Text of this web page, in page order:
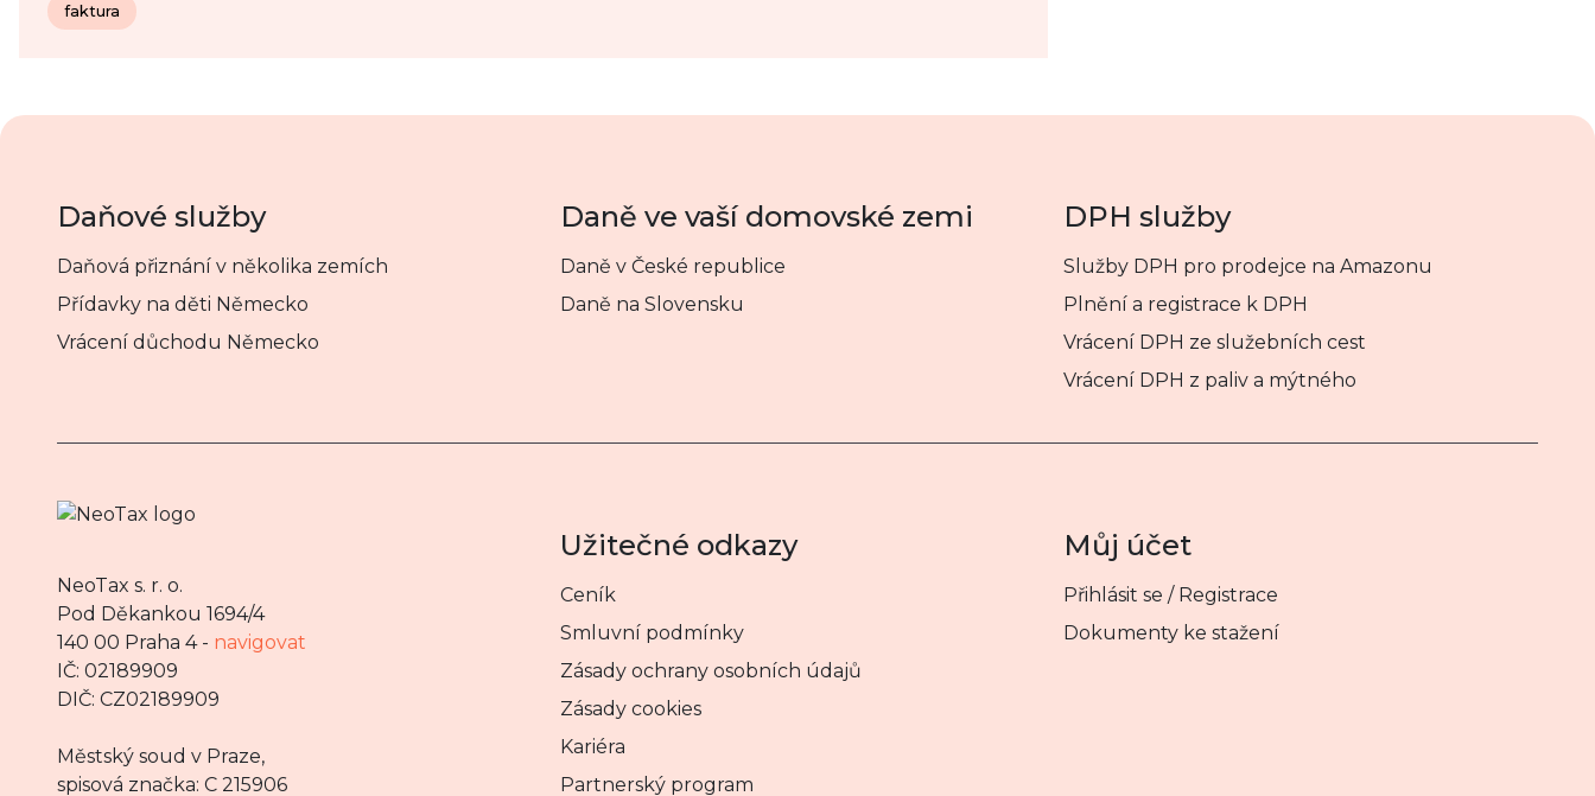
faktura
Daňové služby
Daňová přiznání v několika zemích
Přídavky na děti Německo
Vrácení důchodu Německo
Daně ve vaší domovské zemi
Daně v České republice
Daně na Slovensku
DPH služby
Služby DPH pro prodejce na Amazonu
Plnění a registrace k DPH
Vrácení DPH ze služebních cest
Vrácení DPH z paliv a mýtného
NeoTax s. r. o.
Pod Děkankou 1694/4
140 00 Praha 4 - navigovat
IČ: 02189909
DIČ: CZ02189909
Městský soud v Praze,
spisová značka: C 215906
Užitečné odkazy
Ceník
Smluvní podmínky
Zásady ochrany osobních údajů
Zásady cookies
Kariéra
Partnerský program
Můj účet
Přihlásit se / Registrace
Dokumenty ke stažení